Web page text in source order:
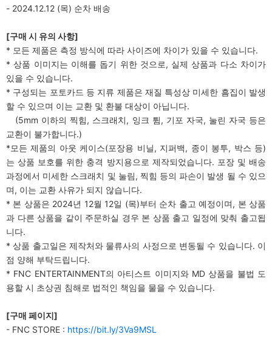
- 2024.12.12 (목) 순차 배송
[구매 시 유의 사항]
* 모든 제품은 측정 방식에 따라 사이즈에 차이가 있을 수 있습니다.
* 상품 이미지는 이해를 돕기 위한 것으로, 실제 상품과 다소 차이가
있을 수 있습니다.
* 구성되는 포토카드 등 지류 제품은 재질 특성상 미세한 흠집이 발생
할 수 있으며 이는 교환 및 환불 대상이 아닙니다.
(5mm 이하의 찍힘, 스크래치, 잉크 튐, 기포 자국, 눌린 자국 등은
교환이 불가합니다.)
*모든 제품의 아웃 케이스(포장용 비닐, 지퍼백, 종이 봉투, 박스 등)
는 상품 보호를 위한 충격 방지용으로 제작되었습니다. 포장 및 배송
과정에서 미세한 스크래치 및 눌림, 찍힘 등의 파손이 발생 될 수 있으
며, 이는 교환 사유가 되지 않습니다.
* 본 상품은 2024년 12월 12일 (목)부터 순차 출고 예정이며, 본 상품
과 다른 상품을 같이 주문하실 경우 본 상품 출고 일정에 맞춰 출고됩
니다.
* 상품 출고일은 제작처와 물류사의 사정으로 변동될 수 있습니다. 이
점 양해 부탁드립니다.
* FNC ENTERTAINMENT의 아티스트 이미지와 MD 상품을 불법 도
용할 시 초상권 침해로 법적인 책임을 물을 수 있습니다.
[구매 페이지]
- FNC STORE : https://bit.ly/3Va9MSL